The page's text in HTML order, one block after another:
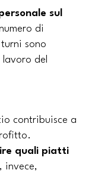
sul
di
sono
del
contribuisce a
quali piatti
invece,